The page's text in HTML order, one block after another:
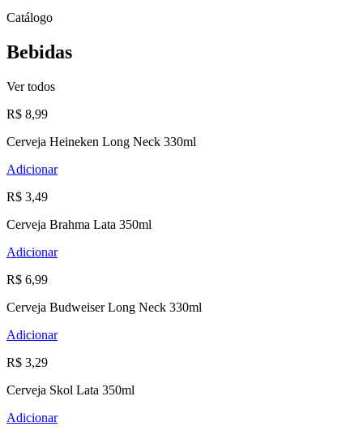
Catálogo
Bebidas
Ver todos
R$ 8,99
Cerveja Heineken Long Neck 330ml
Adicionar
R$ 3,49
Cerveja Brahma Lata 350ml
Adicionar
R$ 6,99
Cerveja Budweiser Long Neck 330ml
Adicionar
R$ 3,29
Cerveja Skol Lata 350ml
Adicionar